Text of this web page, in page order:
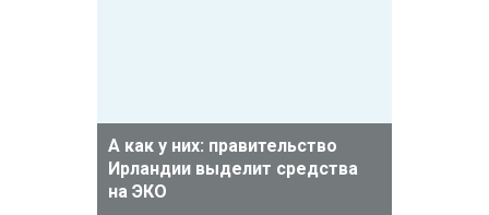
А как у них: правительство
Ирландии выделит средства
на ЭКО